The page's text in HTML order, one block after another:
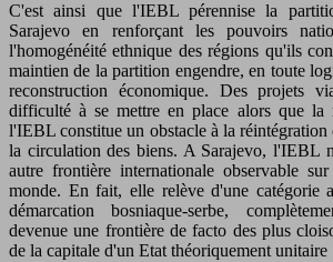
C'est ainsi que l'IEBL pérennise la
Sarajevo en renforçant les pouvoirs
l'homogénéité ethnique des régions qu'ils
maintien de la partition engendre, en toute
reconstruction économique. Des projets
difficulté à se mettre en place alors que la
l'IEBL constitue un obstacle à la réintégration
la circulation des biens. A Sarajevo, l'IEBL
autre frontière internationale observable
monde. En fait, elle relève d'une catégorie
démarcation bosniaque-serbe,
devenue une frontière de facto des plus
de la capitale d'un Etat théoriquement unitaire